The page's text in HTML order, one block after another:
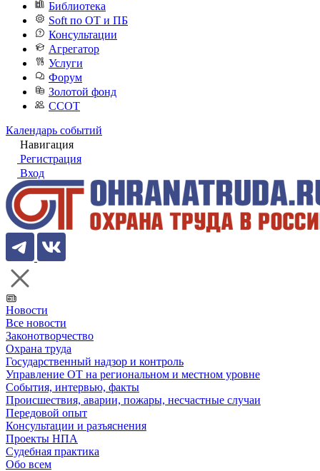
Библиотека
Soft по ОТ и ПБ
Консультации
Агрегатор
Услуги
Форум
Золотой фонд
ССОТ
Календарь событий
Навигация
Регистрация
Вход
Новости
Все новости
Законотворчество
Охрана труда
Государственный надзор и контроль
Управление ОТ на региональном и местном уровне
События, интервью, факты
Происшествия, аварии, пожары, несчастные случаи
Передовой опыт
Консультации и разъяснения
Проекты НПА
Судебная практика
Обо всем